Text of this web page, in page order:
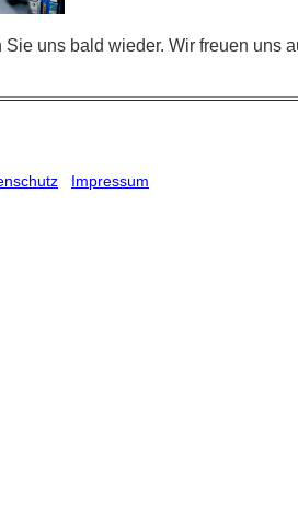
Sie uns bald wieder. Wir freuen uns
Impressum